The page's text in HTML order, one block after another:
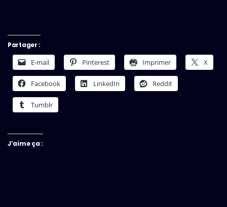
Partager :
E-mail Pinterest Imprimer X
Facebook LinkedIn Reddit
Tumblr
J’aime ça :